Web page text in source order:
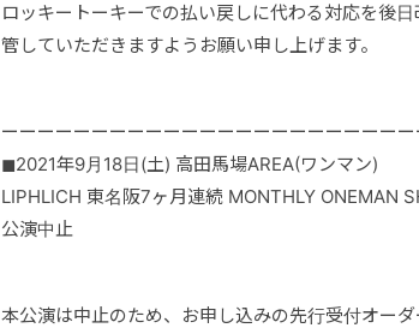
ロッキートーキーでの払い戻しに代わる対応を後
管していただきますようお願い申し上げます。
ーーーーーーーーーーーーーーーーーーーーーー
◼︎2021年9月18日(土) 高田馬場AREA(ワンマン)
LIPHLICH 東名阪7ヶ月連続 MONTHLY ONEMAN
公演中止
本公演は中止のため、お申し込みの先行受付オーダ